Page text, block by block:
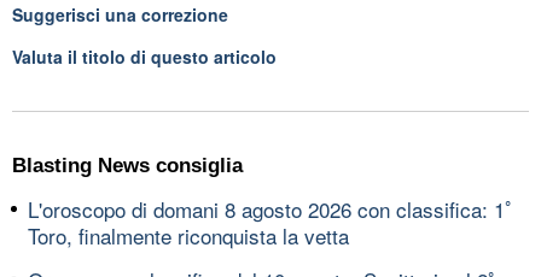
Suggerisci una correzione
Valuta il titolo di questo articolo
Blasting News consiglia
L'oroscopo di domani 8 agosto 2026 con classifica: 1ﾟ
Toro, finalmente riconquista la vetta